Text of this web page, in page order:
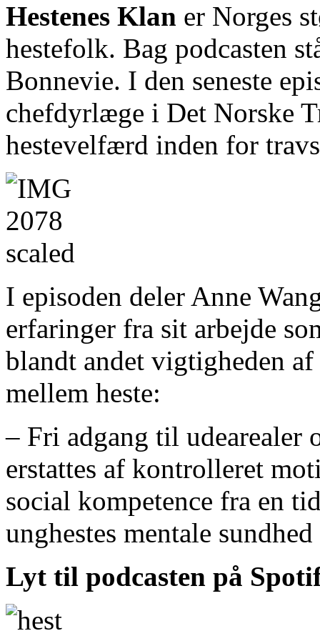
Hestenes Klan er Norges
hestefolk. Bag podcasten
Bonnevie. I den seneste
chefdyrlæge i Det Norske
hestevelfærd inden for
I episoden deler Anne
erfaringer fra sit arbejde
blandt andet vigtigheden
mellem heste:
– Fri adgang til udearealer
erstattes af kontrolleret
social kompetence fra en
unghestes mentale
Lyt til podcasten på